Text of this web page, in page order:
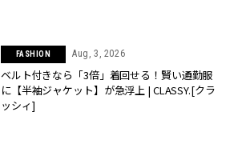
FASHION Aug, 3, 2026
ベルト付きなら「3倍」着回せる！賢い通勤服
に【半袖ジャケット】が急浮上 | CLASSY.[クラ
ッシィ]